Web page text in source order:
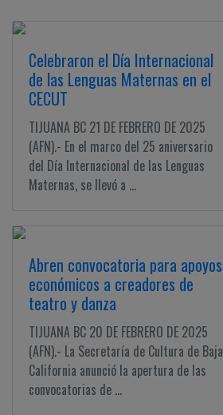
Celebraron el Día Internacional
de las Lenguas Maternas en el
CECUT
TIJUANA BC 21 DE FEBRERO DE 2025
(AFN).- En el marco del 25 aniversario
del Día Internacional de las Lenguas
Maternas, se llevó a ...
Abren convocatoria para apoyos
económicos a creadores de
teatro y danza
TIJUANA BC 20 DE FEBRERO DE 2025
(AFN).- La Secretaría de Cultura de Baja
California anunció la apertura de las
convocatorias de ...